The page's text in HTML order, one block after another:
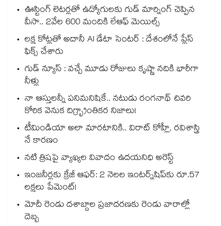
ఊస్టింగ్ లెటర్లతో ఉద్యోగులకు గుడ్ మార్నింగ్ చెప్పిన
వీసా.. 2వేల 600 మందికి లేఆఫ్ మెయిల్స్
లక్ష కోట్లతో అదానీ AI డేటా సెంటర్ : దేశంలోనే ప్లేస్
ఫిక్స్ చేశారు
గుడ్ న్యూస్ : వచ్చే మూడు రోజులు కృష్ణా నదికి భారీగా
నీళ్లు
నా ఆస్తులన్నీ పనిమనిషికే.. నటుడు రంగనాథ్ చివరి
కోరిక వెనుక దిగ్భ్రాంతికర నిజాలు!
టీమిండియా అలా మారటానికి.. విరాట్ కోహ్లీ, రవిశాస్త్రి
నే కారణం
నటి త్రిషపై వ్యాఖ్యల వివాదం ఉదయనిధి అరెస్ట్
ఇంజనీర్లకు క్రేజీ ఆఫర్: 2 నెలల ఇంటర్న్‌షిప్‌కు రూ.57
లక్షలు పేమెంట్!
మోదీ రెండు దశాబ్దాల ప్రజాదరణకు రెండు వారాల్లో
దెబ్బ